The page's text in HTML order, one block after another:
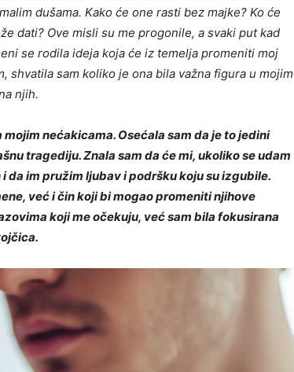
dušama. Kako će one rasti bez majke? Ko će
dati? Ove misli su me progonile, a svaki put kad
se rodila ideja koja će iz temelja promeniti moj
shvatila sam koliko je ona bila važna figura u mojim
njih.
nećakicama. Osećala sam da je to jedini
tragediju. Znala sam da će mi, ukoliko se udam
da im pružim ljubav i podršku koju su izgubile.
već i čin koji bi mogao promeniti njihove
koji me očekuju, već sam bila fokusirana